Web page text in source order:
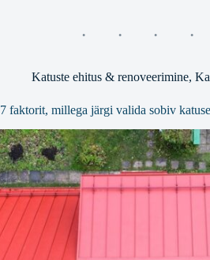
Katuste ehitus & renoveerimine,
7 faktorit, millega järgi valida sobiv